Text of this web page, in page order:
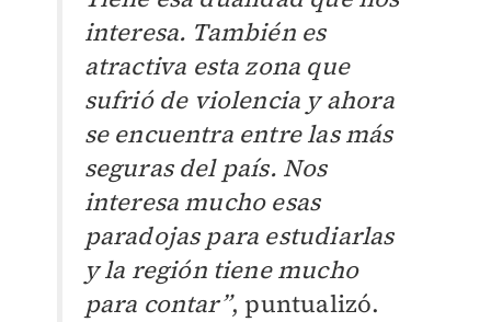
interesa. También es
atractiva esta zona que
sufrió de violencia y ahora
se encuentra entre las más
seguras del país. Nos
interesa mucho esas
paradojas para estudiarlas
y la región tiene mucho
para contar”, puntualizó.